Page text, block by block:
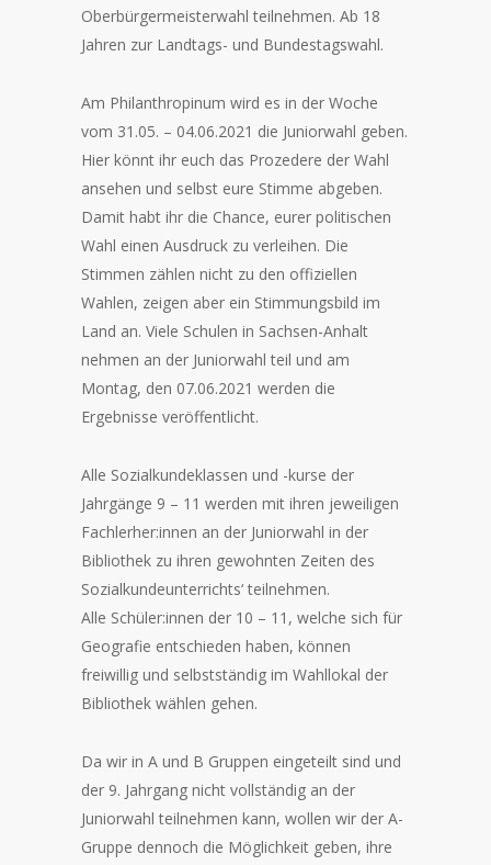
Oberbürgermeisterwahl teilnehmen. Ab 18
Jahren zur Landtags- und Bundestagswahl.
Am Philanthropinum wird es in der Woche
vom 31.05. – 04.06.2021 die Juniorwahl geben.
Hier könnt ihr euch das Prozedere der Wahl
ansehen und selbst eure Stimme abgeben.
Damit habt ihr die Chance, eurer politischen
Wahl einen Ausdruck zu verleihen. Die
Stimmen zählen nicht zu den offiziellen
Wahlen, zeigen aber ein Stimmungsbild im
Land an. Viele Schulen in Sachsen-Anhalt
nehmen an der Juniorwahl teil und am
Montag, den 07.06.2021 werden die
Ergebnisse veröffentlicht.
Alle Sozialkundeklassen und -kurse der
Jahrgänge 9 – 11 werden mit ihren jeweiligen
Fachlerher:innen an der Juniorwahl in der
Bibliothek zu ihren gewohnten Zeiten des
Sozialkundeunterrichts‘ teilnehmen.
Alle Schüler:innen der 10 – 11, welche sich für
Geografie entschieden haben, können
freiwillig und selbstständig im Wahllokal der
Bibliothek wählen gehen.
Da wir in A und B Gruppen eingeteilt sind und
der 9. Jahrgang nicht vollständig an der
Juniorwahl teilnehmen kann, wollen wir der A-
Gruppe dennoch die Möglichkeit geben, ihre